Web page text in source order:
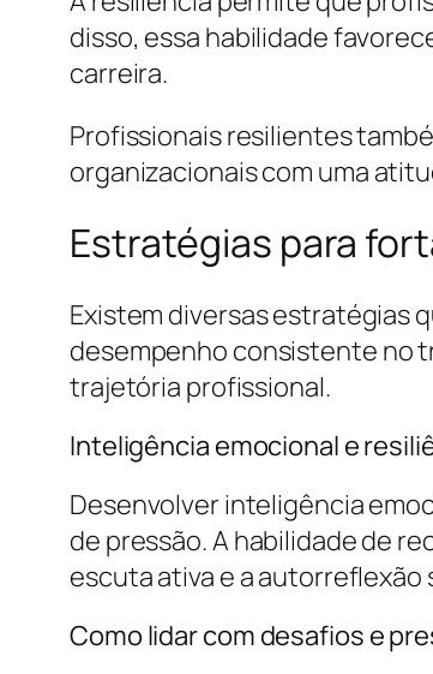
disso, essa habilidade
carreira.
Profissionais resilientes
organizacionais com uma
Estratégias para
Existem diversas estratégias
desempenho consistente no
trajetória profissional.
Inteligência emocional e
Desenvolver inteligência
de pressão. A habilidade de
escuta ativa e a autorreflexão
Como lidar com desafios e